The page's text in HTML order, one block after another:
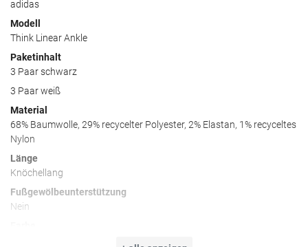
adidas
Modell
Think Linear Ankle
Paketinhalt
3 Paar schwarz
3 Paar weiß
Material
68% Baumwolle, 29% recycelter Polyester, 2% Elastan, 1% recyceltes
Nylon
Länge
Knöchellang
Fußgewölbeunterstützung
Nein